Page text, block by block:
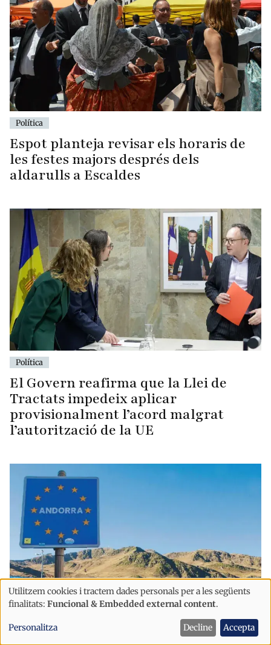
Política
Espot planteja revisar els horaris de
les festes majors després dels
aldarulls a Escaldes
Política
El Govern reafirma que la Llei de
Tractats impedeix aplicar
provisionalment l’acord malgrat
l’autorització de la UE
Andorra podria posar en risc l’Acord
Ús
de
dades
Utilitzem cookies i tractem dades personals per a les següents
finalitats: Funcional & Embedded external content.
Personalitza Decline Accepta